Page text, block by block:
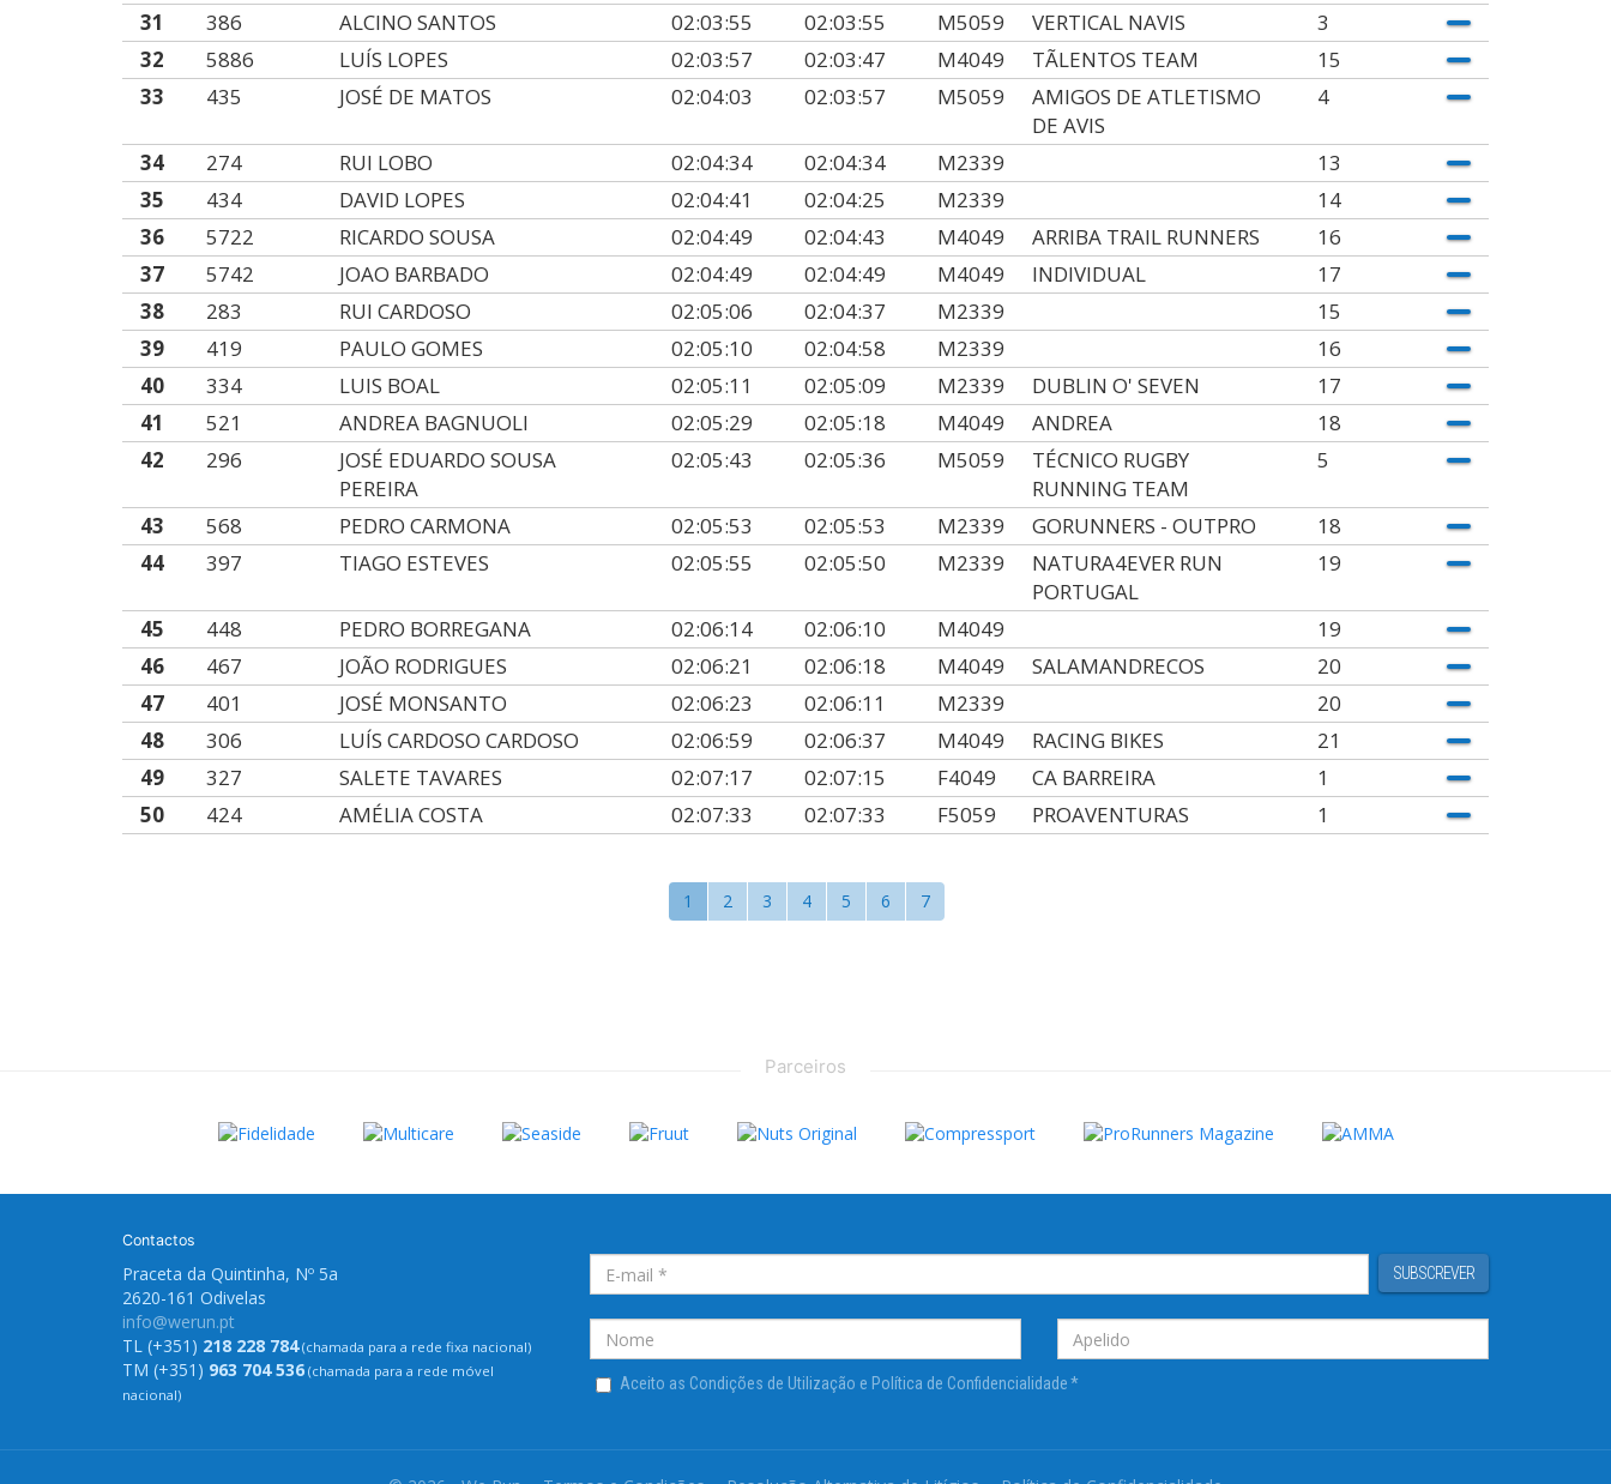
31 386 ALCINO SANTOS 02:03:55 02:03:55 M5059 VERTICAL NAVIS
3
32
5886 LUÍS LOPES 02:03:57 02:03:47 M4049 TÃLENTOS TEAM
15
33
435 JOSÉ DE MATOS 02:04:03 02:03:57 M5059
AMIGOS DE ATLETISMO
DE AVIS
4
34 274 RUI LOBO 02:04:34 02:04:34 M2339
13
35
434 DAVID LOPES 02:04:41 02:04:25 M2339
14
36
5722 RICARDO SOUSA 02:04:49 02:04:43 M4049 ARRIBA TRAIL RUNNERS
16
37
5742 JOAO BARBADO 02:04:49 02:04:49 M4049 INDIVIDUAL
17
38
283 RUI CARDOSO 02:05:06 02:04:37 M2339
15
39
419 PAULO GOMES 02:05:10 02:04:58 M2339
16
40
334 LUIS BOAL 02:05:11 02:05:09 M2339 DUBLIN O' SEVEN
17
41
521 ANDREA BAGNUOLI 02:05:29 02:05:18 M4049 ANDREA
18
42
296
JOSÉ EDUARDO SOUSA
PEREIRA
02:05:43 02:05:36 M5059
TÉCNICO RUGBY
RUNNING TEAM
5
43 568 PEDRO CARMONA 02:05:53 02:05:53 M2339 GORUNNERS - OUTPRO
18
44
397 TIAGO ESTEVES 02:05:55 02:05:50 M2339
NATURA4EVER RUN
PORTUGAL
19
45 448 PEDRO BORREGANA 02:06:14 02:06:10 M4049
19
46
467 JOÃO RODRIGUES 02:06:21 02:06:18 M4049 SALAMANDRECOS
20
47
401 JOSÉ MONSANTO 02:06:23 02:06:11 M2339
20
48
306 LUÍS CARDOSO CARDOSO 02:06:59 02:06:37 M4049 RACING BIKES
21
49
327 SALETE TAVARES 02:07:17 02:07:15 F4049 CA BARREIRA
1
50
424 AMÉLIA COSTA 02:07:33 02:07:33 F5059 PROAVENTURAS 1
1 2 3 4 5 6 7
Parceiros
Contactos
Praceta da Quintinha, Nº 5a
2620-161 Odivelas
info@werun.pt
TL (+351) 218 228 784(chamada para a rede fixa nacional)
TM (+351) 963 704 536 (chamada para a rede móvel
nacional)
SUBSCREVER
Aceito as Condições de Utilização e Política de Confidencialidade*